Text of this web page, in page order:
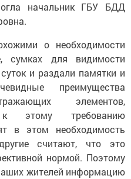
начальник ГБУ БДД
о необходимости
для видимости
и раздали памятки и
преимущества
элементов,
этому требованию
в этом необходимость
считают, что это
нормой. Поэтому
жителей информацию